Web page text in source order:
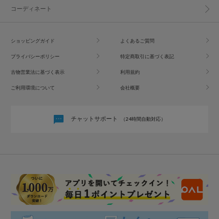
コーディネート
ショッピングガイド よくあるご質問
プライバシーポリシー 特定商取引に基づく表記
古物営業法に基づく表示 利用規約
ご利用環境について 会社概要
チャットサポート （24時間自動対応）